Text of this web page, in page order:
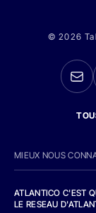
© 2026
MIEUX NOUS
ATLANTICO C'EST
LE RESEAU